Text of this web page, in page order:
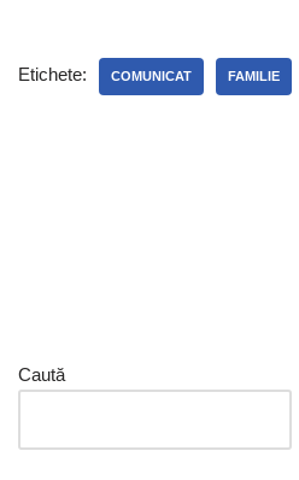
Etichete: COMUNICAT FAMILIE
Caută